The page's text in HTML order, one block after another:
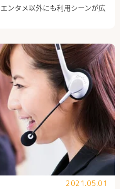
ンタメ以外にも利用シーンが広
2021.05.01